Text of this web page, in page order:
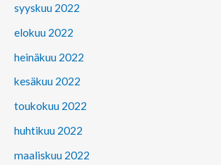
syyskuu 2022
elokuu 2022
heinäkuu 2022
kesäkuu 2022
toukokuu 2022
huhtikuu 2022
maaliskuu 2022